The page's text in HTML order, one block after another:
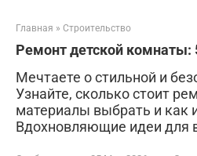
Главная » Строительство
Ремонт детской комнаты:
Мечтаете о стильной и
Узнайте, сколько стоит
материалы выбрать и как
Вдохновляющие идеи для